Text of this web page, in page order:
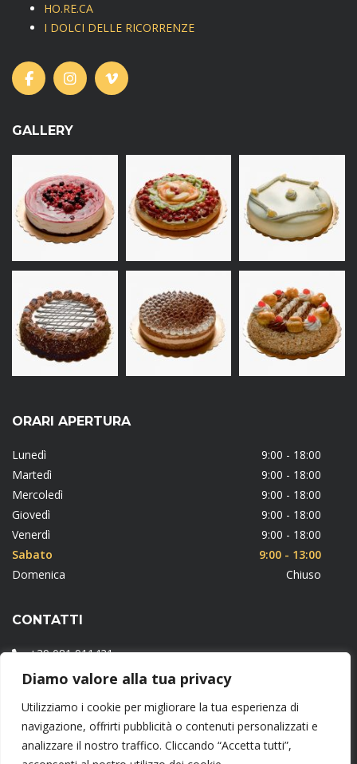
Diamo valore alla tua privacy
Utilizziamo i cookie per migliorare la tua esperienza di
navigazione, offrirti pubblicità o contenuti personalizzati e
analizzare il nostro traffico. Cliccando “Accetta tutti”,
HO.RE.CA
I DOLCI DELLE RICORRENZE
GALLERY
ORARI APERTURA
Lunedì
9:00 - 18:00
Martedì
9:00 - 18:00
Mercoledì
9:00 - 18:00
Giovedì
9:00 - 18:00
Venerdì
9:00 - 18:00
Sabato
9:00 - 13:00
Domenica
Chiuso
CONTATTI
+39 081 911421
Via Fiorentini, 19 – 84087 Sarno (NA)
info@freemontcommerciale.it
www.dolcimonteleone.it